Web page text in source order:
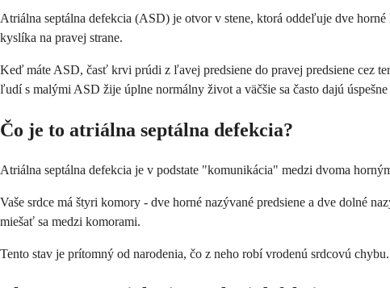
Atriálna septálna defekcia (ASD) je otvor v stene, ktorá oddeľuje dve
kyslíka na pravej strane.
Keď máte ASD, časť krvi prúdi z ľavej predsiene do pravej predsiene cez
ľudí s malými ASD žije úplne normálny život a väčšie sa často dajú
Čo je to atriálna septálna defekcia?
Atriálna septálna defekcia je v podstate "komunikácia" medzi dvoma
Vaše srdce má štyri komory - dve horné nazývané predsiene a dve dolné
miešať sa medzi komorami.
Tento stav je prítomný od narodenia, čo z neho robí vrodenú srdcovú